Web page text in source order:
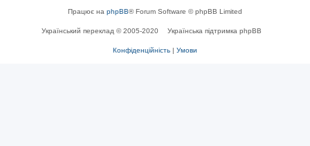
Працює на phpBB® Forum Software © phpBB Limited
Український переклад © 2005-2020 Українська підтримка phpBB
Конфіденційність | Умови